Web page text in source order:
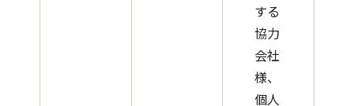
する
協力
会社
様、
個人